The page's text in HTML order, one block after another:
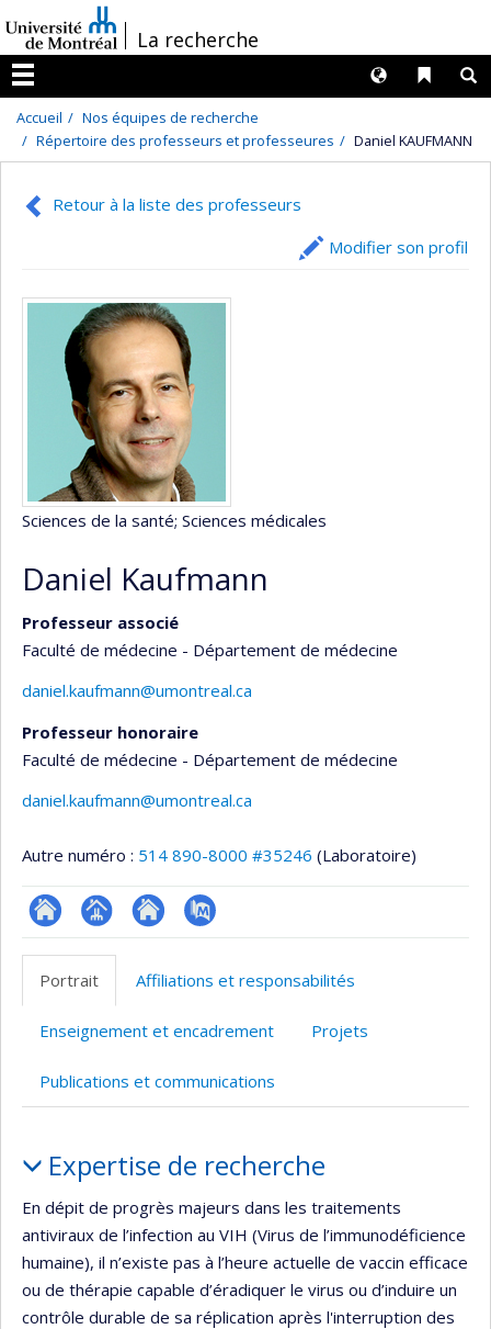
au
contenu
/La recherche
Menu
Liens
Langues
Accueil
Nos équipes de recherche
Répertoire des professeurs et professeures
Daniel KAUFMANN
Retour à la liste des professeurs
Modifier son profil
Sciences de la santé; Sciences médicales
Daniel Kaufmann
Professeur associé
Faculté de médecine - Département de médecine
daniel.kaufmann@umontreal.ca
Professeur honoraire
Faculté de médecine - Département de médecine
daniel.kaufmann@umontreal.ca
Autre numéro : 514 890-8000 #35246 (Laboratoire)
ResearchGate
Page
professionnelle
(faculté,département,école)
Site
web
l’unité
recherche
PubMed
Portrait
Affiliations et responsabilités
Enseignement et encadrement Projets
Publications et communications
Expertise de recherche
En dépit de progrès majeurs dans les traitements
antiviraux de l’infection au VIH (Virus de l’immunodéficience
humaine), il n’existe pas à l’heure actuelle de vaccin efficace
ou de thérapie capable d’éradiquer le virus ou d’induire un
contrôle durable de sa réplication après l'interruption des